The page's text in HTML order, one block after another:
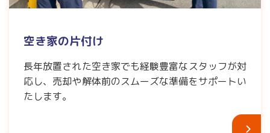
空き家の片付け
長年放置された空き家でも経験豊富なスタッフが対
応し、売却や解体前のスムーズな準備をサポートい
たします。